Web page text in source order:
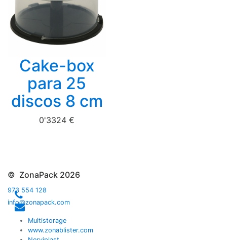
Cake-box
para 25
discos 8 cm
0'3324 €
© ZonaPack 2026
973 554 128
info@zonapack.com
Multistorage
www.zonablister.com